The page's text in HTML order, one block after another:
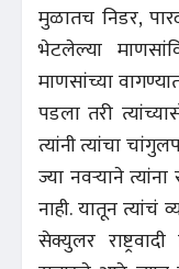
मुळातच निडर,
भेटलेल्या
माणसांच्या
पडला तरी
त्यांनी त्यांचा
ज्या नवर्‍याने
नाही. यातून त्यांचं
सेक्युलर